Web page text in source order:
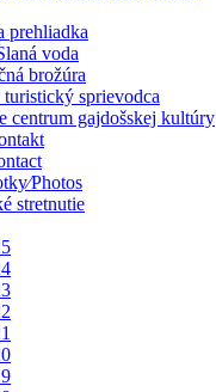
prehliadka
voda
brožúra
sprievodca
centrum gajdošskej kultúry
stretnutie